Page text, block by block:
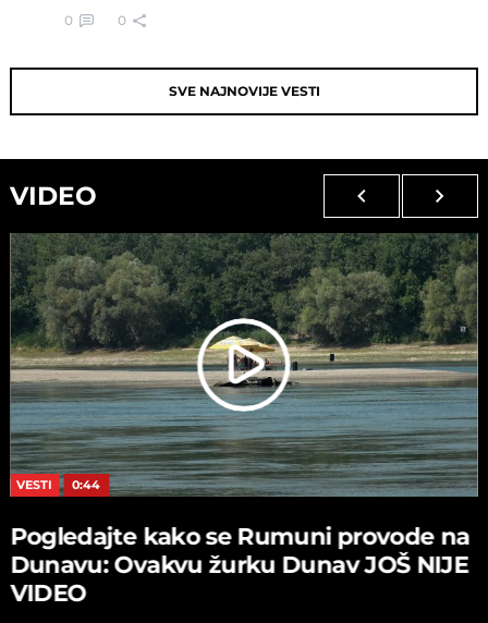
0 0
SVE NAJNOVIJE VESTI
VIDEO
VESTI 0:44
Pogledajte kako se Rumuni provode na
Dunavu: Ovakvu žurku Dunav JOŠ NIJE
VIDEO